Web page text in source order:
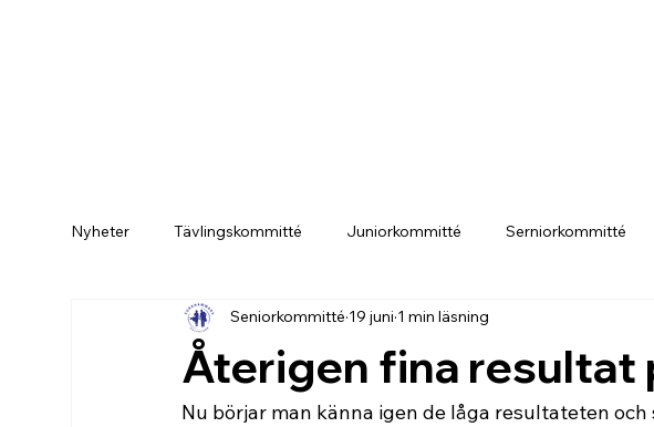
Nyheter Tävlingskommitté Juniorkommitté Serniorkommitté
Medlemskommitté Nyheter Seniltouren
Återigen fina resultat
Seniorkommitté 19 juni 1 min läsning
Nu börjar man känna igen de låga resultateten